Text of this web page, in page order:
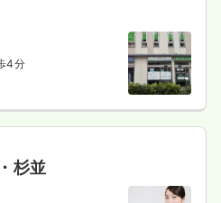
4分
杉並